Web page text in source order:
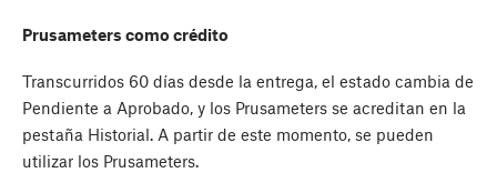
Prusameters como crédito
Transcurridos 60 días desde la entrega, el estado cambia de
Pendiente a Aprobado, y los Prusameters se acreditan en la
pestaña Historial. A partir de este momento, se pueden
utilizar los Prusameters.